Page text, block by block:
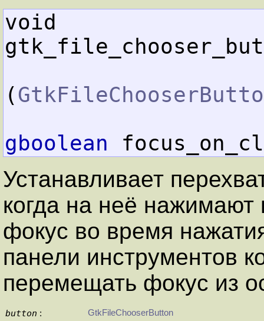
void
(
gboolean
Устанавливает
когда на неё
фокус во время
панели инструментов
перемещать фокус из
button : GtkFileChooserButton